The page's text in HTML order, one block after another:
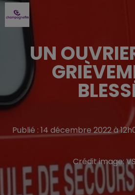
UN
Publié : 14 décembre 2022 à
Crédit image: